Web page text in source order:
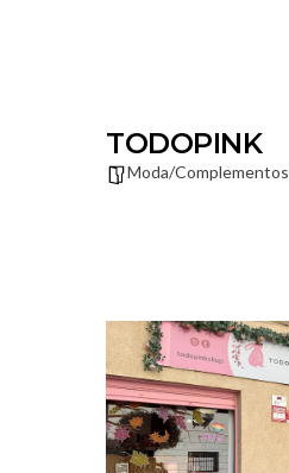
TODOPINK
Moda/Complementos